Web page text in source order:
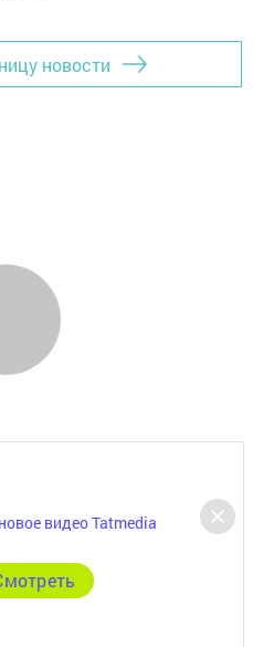
новости
видео Tatmedia